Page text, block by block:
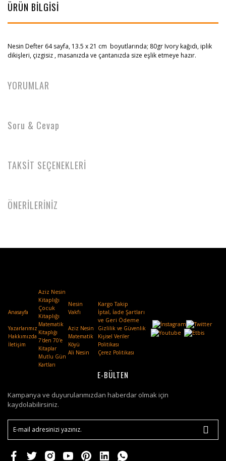
ÜRÜN BİLGİSİ
Nesin Defter 64 sayfa, 13.5 x 21 cm boyutlarında; 80gr Ivory kağıdı, iplik
dikişleri, çizgisiz , masanızda ve çantanızda size eşlik etmeye hazır.
YORUMLAR
Soru & Cevap
TAKSİT SEÇENEKLERİ
ÖNERİLERİNİZ
Anasayfa
Yazarlarımız
Hakkımızda
İletişim
Aziz Nesin
Kitaplığı
Çocuk
Kitaplığı
Matematik
Kitaplığı
7'den 70'e
Kitaplar
Mutlu Gün
Kartları
Nesin
Vakfı
Aziz Nesin
Matematik
Köyü
Ali Nesin
Kargo Takip
İptal, İade Şartları
ve Geri Ödeme
Gizlilik ve Güvenlik
Kişisel Veriler
Politikası
Çerez Politikası
E-BÜLTEN
Kampanya ve duyurularımızdan haberdar olmak için
kaydolabilirsiniz.